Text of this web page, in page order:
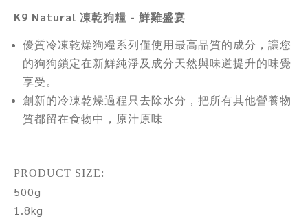
K9 Natural 凍乾狗糧 - 鮮雞盛宴
優質冷凍乾燥狗糧系列僅使用最高品質的成分，讓您
的狗狗鎖定在新鮮純淨及成分天然與味道提升的味覺
享受。
創新的冷凍乾燥過程只去除水分，把所有其他營養物
質都留在食物中，原汁原味
PRODUCT SIZE:
500g
1.8kg